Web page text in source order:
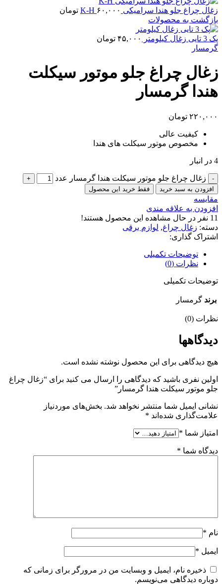
زغال چراغ جلو هندا سرامیکی K-H ۶۰,۰۰۰
تومان
بازگشت به محصولات
پک 3 تایی زغال کیلومتر ۴۵,۰۰۰ تومان
گرمسار
زغال چراغ جلو موتور سیکلت
هندا گرمسار
۲۲۰,۰۰۰ تومان
کیفیت عالی
مخصوص موتور سیکلت های هندا
4 در انبار
زغال چراغ جلو موتور سیکلت هندا گرمسار عدد
افزودن به سبد خرید فقط خرید این محصول
مقایسه
افزودن به علاقه مندی
11 نفر در حال مشاهده این محصول هستند!
دسته: زغال چراغ, لوازم برقی
اشتراک گذاری:
توضیحات تکمیلی
نظرات (0)
توضیحات تکمیلی
برند گرمسار
نظرات (0)
دیدگاهها
هیچ دیدگاهی برای این محصول نوشته نشده است.
اولین نفری باشید که دیدگاهی را ارسال می کنید برای “زغال چراغ
جلو موتور سیکلت هندا گرمسار”
نشانی ایمیل شما منتشر نخواهد شد. بخش‌های موردنیاز
علامت‌گذاری شده‌اند *
امتیاز شما *
دیدگاه شما *
نام *
ایمیل *
ذخیره نام، ایمیل و وبسایت من در مرورگر برای زمانی که
دوباره دیدگاهی می‌نویسم.